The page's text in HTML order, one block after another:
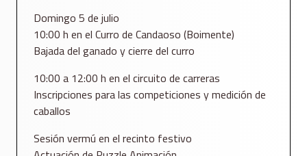
Domingo 5 de julio
10:00 h en el Curro de Candaoso (Boimente)
Bajada del ganado y cierre del curro
10:00 a 12:00 h en el circuito de carreras
Inscripciones para las competiciones y medición de
caballos
Sesión vermú en el recinto festivo